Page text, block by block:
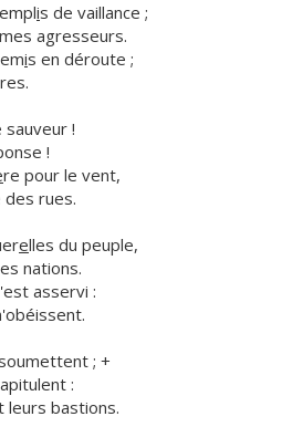
is de vaillance ;
agresseurs.
is en déroute ;
sauveur !
!
re pour le vent,
des rues.
elles du peuple,
nations.
asservi :
; +
:
leurs bastions.